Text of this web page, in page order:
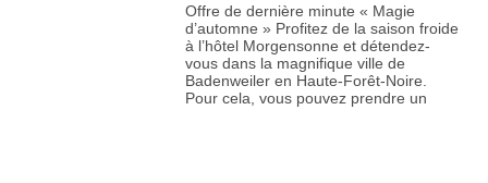
Offre de dernière minute « Magie
d’automne » Profitez de la saison froide
à l’hôtel Morgensonne et détendez-
vous dans la magnifique ville de
Badenweiler en Haute-Forêt-Noire.
Pour cela, vous pouvez prendre un